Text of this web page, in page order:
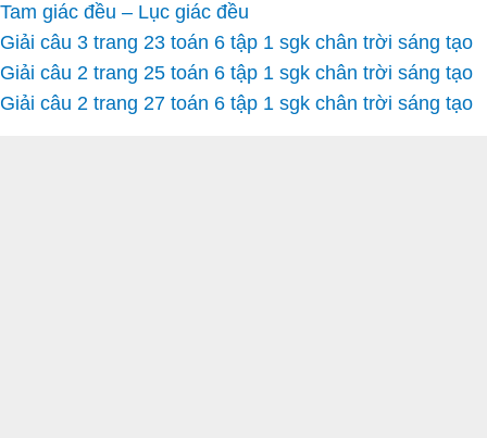
Tam giác đều – Lục giác đều
Giải câu 3 trang 23 toán 6 tập 1 sgk chân trời sáng tạo
Giải câu 2 trang 25 toán 6 tập 1 sgk chân trời sáng tạo
Giải câu 2 trang 27 toán 6 tập 1 sgk chân trời sáng tạo